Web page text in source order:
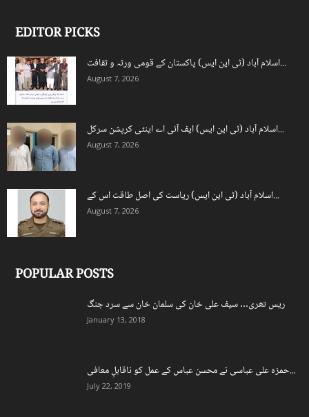
EDITOR PICKS
اسلام آباد (ٹی این ایس) پاکستان کے قومی ورثہ و ثقافت...
August 7, 2026
اسلام آباد (ٹی این ایس) ایف آئی اے اینٹی کرپشن سرکل...
August 7, 2026
اسلام آباد (ٹی این ایس) ریاست کی اصل طاقت اس کے...
August 7, 2026
POPULAR POSTS
ریس تھری… سیف علی خان کی سلمان خان سے سرد جنگ
January 13, 2018
حمزہ علی عباسی نے محسن عباس کے عمل کو ناقابلِ معافی...
July 22, 2019